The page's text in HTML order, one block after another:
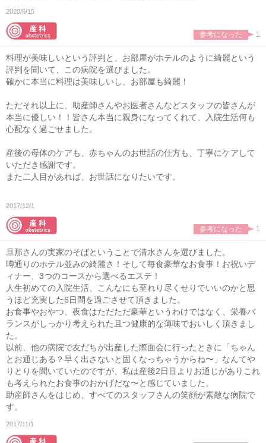
2020/6/15
参考になった 1
料理が美味しいという評判と、お部屋がホテルのように綺麗という
評判を聞いて、この病院を選びました。
確かに本当に料理は美味しいし、お部屋も綺麗！
ただそれ以上に、助産師さんやお医者さんなどスタッフの皆さんが
本当に優しい！！皆さん本当に親身になってくれて、入院生活何も
心配なく過ごせました。
産後の母体のケアも、赤ちゃんのお世話の仕方も、丁寧にケアして
いただき感謝です。
また二人目があれば、お世話になりたいです。
2017/12/1
参考になった 1
旦那さんの実家のそばということで清水さんを選びました。
噂通りのホテル並みの綺麗さ！そして毎食豪華なお食事！お祝いデ
ィナー、3つのコースから選べるエステ！
人生初めての入院生活、こんなにも至れり尽くせりでいいのかと思
うほど充実した6日間を過ごさせて頂きました。
お食事やおやつ、夜食はただただ豪華というわけではなく、栄養バ
ランスがしっかり考えられた且つ健康的な薄味でおいしく頂きまし
た。
以前、他の病院で友だちが出産した際面会に行ったときに「ちゃん
とお通じある？早く出さないと固くなっちゃうからね〜」なんてや
りとりを聞いていたのですが、私は産後2日目よりお通じがありこれ
も考えられたお食事のおかげだな〜と感じていました。
助産師さんをはじめ、すべてのスタッフさんの笑顔が素敵な病院で
す。
2017/11/1